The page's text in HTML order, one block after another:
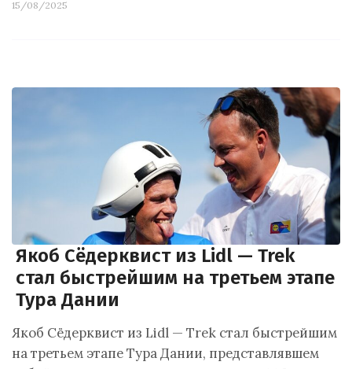
15/08/2025
Якоб Сёдерквист из Lidl — Trek
стал быстрейшим на третьем этапе
Тура Дании
Якоб Сёдерквист из Lidl — Trek стал быстрейшим
на третьем этапе Тура Дании, представлявшем